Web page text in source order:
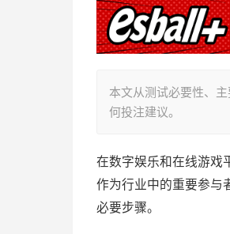
本文从测试必要性、
何投注建议。
在数字娱乐和在线游戏
作为行业中的重要参与
必要步骤。